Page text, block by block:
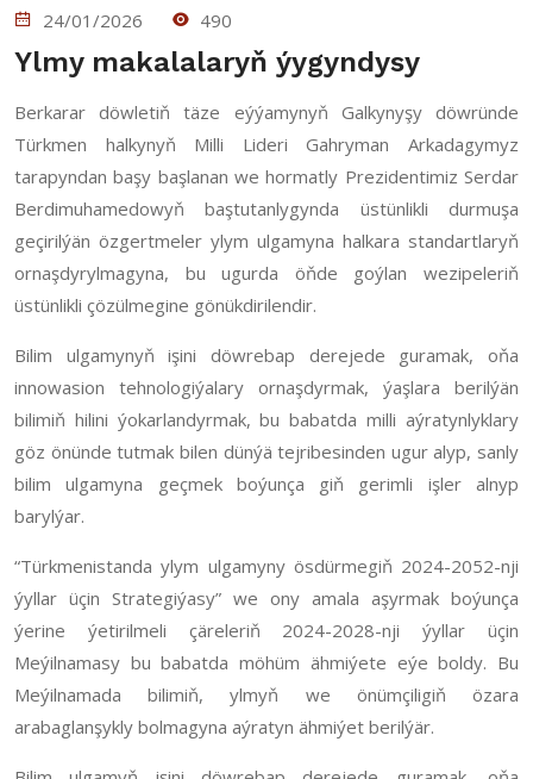
24/01/2026 490
Ylmy makalalaryň ýygyndysy
Berkarar döwletiň täze eýýamynyň Galkynyşy döwründe
Türkmen halkynyň Milli Lideri Gahryman Arkadagymyz
tarapyndan başy başlanan we hormatly Prezidentimiz Serdar
Berdimuhamedowyň baştutanlygynda üstünlikli durmuşa
geçirilýän özgertmeler ylym ulgamyna halkara standartlaryň
ornaşdyrylmagyna, bu ugurda öňde goýlan wezipeleriň
üstünlikli çözülmegine gönükdirilendir.
Bilim ulgamynyň işini döwrebap derejede guramak, oňa
innowasion tehnologiýalary ornaşdyrmak, ýaşlara berilýän
bilimiň hilini ýokarlandyrmak, bu babatda milli aýratynlyklary
göz önünde tutmak bilen dünýä tejribesinden ugur alyp, sanly
bilim ulgamyna geçmek boýunça giň gerimli işler alnyp
barylýar.
“Türkmenistanda ylym ulgamyny ösdürmegiň 2024-2052-nji
ýyllar üçin Strategiýasy” we ony amala aşyrmak boýunça
ýerine ýetirilmeli çäreleriň 2024-2028-nji ýyllar üçin
Meýilnamasy bu babatda möhüm ähmiýete eýe boldy. Bu
Meýilnamada bilimiň, ylmyň we önümçiligiň özara
arabaglanşykly bolmagyna aýratyn ähmiýet berilýär.